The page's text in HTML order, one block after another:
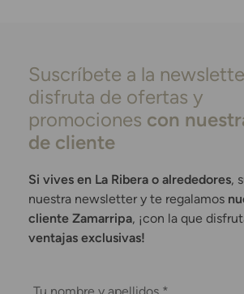
Suscríbete a la
disfruta de ofertas y
promociones con
de cliente
Si vives en La Ribera o alrededores,
nuestra newsletter y te regalamos
cliente Zamarripa, ¡con la que
ventajas exclusivas!